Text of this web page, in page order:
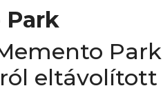
Park
eltávolított